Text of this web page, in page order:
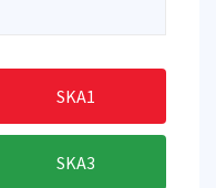
SKA1
SKA3